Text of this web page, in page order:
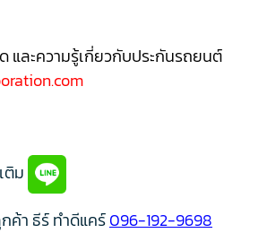
และความรู้เกี่ยวกับประกันรถยนต์
ติม
ค้า ธีร์ ทำดีแคร์096-192-9698